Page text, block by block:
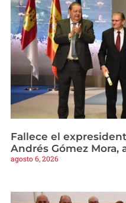
Fallece el
Andrés Gómez Mora,
agosto 6, 2026